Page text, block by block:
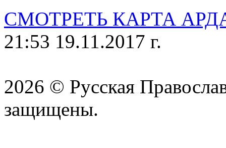
СМОТРЕТЬ КАРТА
21:53 19.11.2017 г.
2026 © Русская
защищены.